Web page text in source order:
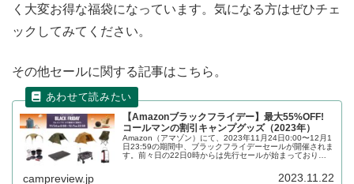
く大変お得な福袋になっています。気になる方はぜひチェ
ックしてみてください。
その他セールに関する記事はこちら。
【Amazonブラックフライデー】最大55%OFF!
コールマンの割引キャンプグッズ（2023年）
Amazon（アマゾン）にて、2023年11月24日0:00〜12月1
日23:59の期間中、ブラックフライデーセールが開催されま
す。前々日の22日0時からは先行セールが始まっておりま
Coleman（コールマン）のキャンプグッズもお得に購入で
campreview.jp 2023.11.22